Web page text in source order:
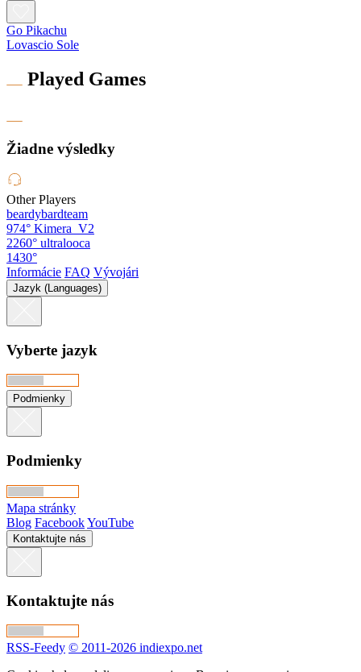
Go Pikachu
Lovascio Sole
Played Games
Žiadne výsledky
Other Players
beardybardteam
974° Kimera_V2
2260° ultralooca
1430°
Informácie FAQ Vývojári
Jazyk (Languages)
Vyberte jazyk
Podmienky
Podmienky
Mapa stránky
Blog FacebookYouTube
Kontaktujte nás
Kontaktujte nás
RSS-Feedy © 2011-2026 indiexpo.net